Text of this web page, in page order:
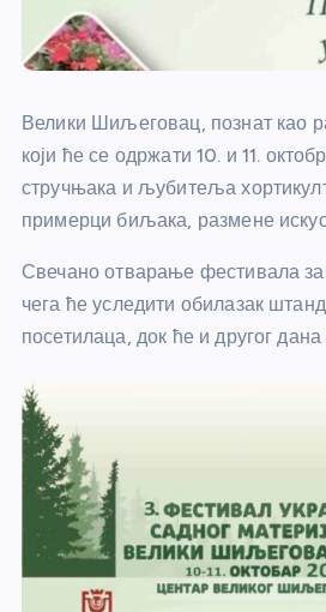
Велики Шиљеговац, познат као
који ће се одржати 10. и 11.
стручњака и љубитеља
примерци биљака, размене
Свечано отварање фестивала
чега ће уследити обилазак
посетилаца, док ће и другог